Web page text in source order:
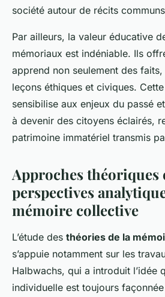
société autour de récits
Par ailleurs, la valeur éducative
mémoriaux est indéniable. Ils
apprend non seulement des
leçons éthiques et civiques. Cette
sensibilise aux enjeux du passé
à devenir des citoyens éclairés,
patrimoine immatériel transmis
Approches théoriques
perspectives
mémoire collective
L’étude des théories de la
s’appuie notamment sur les
Halbwachs, qui a introduit l’idée
individuelle est toujours